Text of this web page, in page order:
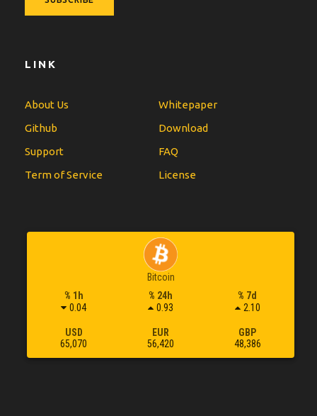
LINK
About Us
Whitepaper
Github
Download
Support
FAQ
Term of Service
License
Bitcoin
% 1h
0.04
% 24h
0.93
% 7d
2.10
USD
65,070
EUR
56,420
GBP
48,386